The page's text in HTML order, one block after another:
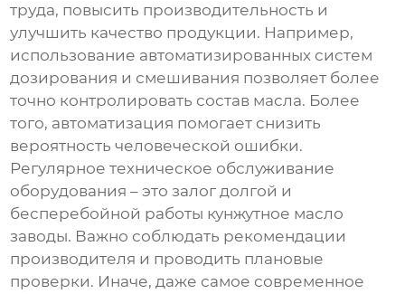
труда, повысить производительность и
улучшить качество продукции. Например,
использование автоматизированных систем
дозирования и смешивания позволяет более
точно контролировать состав масла. Более
того, автоматизация помогает снизить
вероятность человеческой ошибки.
Регулярное техническое обслуживание
оборудования – это залог долгой и
бесперебойной работы кунжутное масло
заводы. Важно соблюдать рекомендации
производителя и проводить плановые
проверки. Иначе, даже самое современное